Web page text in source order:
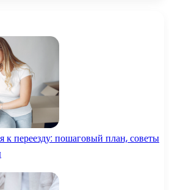
к переезду: пошаговый план, советы